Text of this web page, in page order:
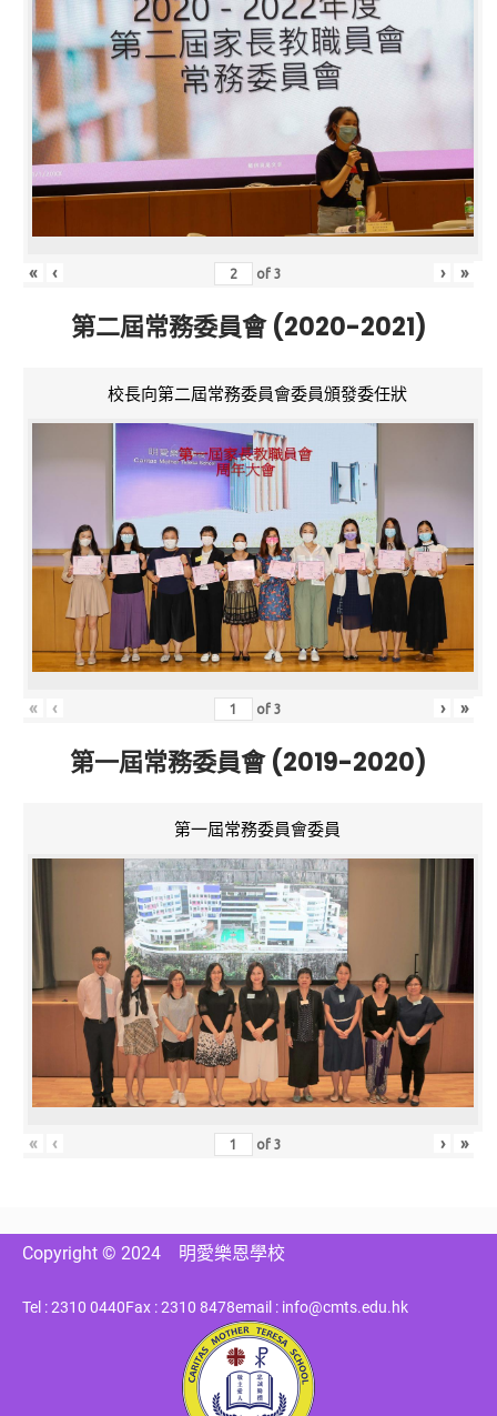
« ‹ of3 › »
第二屆常務委員會 (2020-2021)
校長向第二屆常務委員會委員頒發委任狀
« ‹ of3 › »
第一屆常務委員會 (2019-2020)
第一屆常務委員會委員
« ‹ of3 › »
Copyright © 2024 明愛樂恩學校
Tel : 2310 0440Fax : 2310 8478email : info@cmts.edu.hk